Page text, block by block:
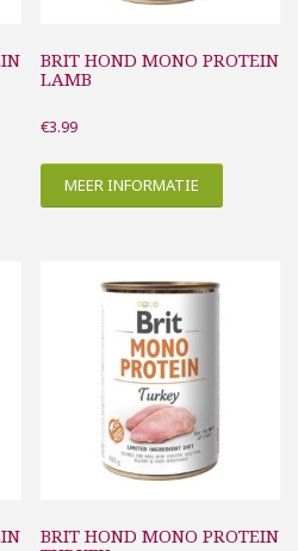
BRIT HOND MONO PROTEIN
LAMB
€3.99
MEER INFORMATIE
BRIT HOND MONO PROTEIN